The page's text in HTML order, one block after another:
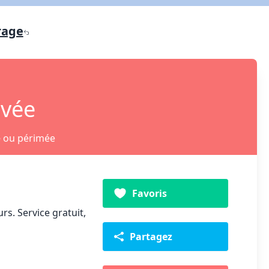
ou périmée
Service gratuit,
Favoris
Partagez